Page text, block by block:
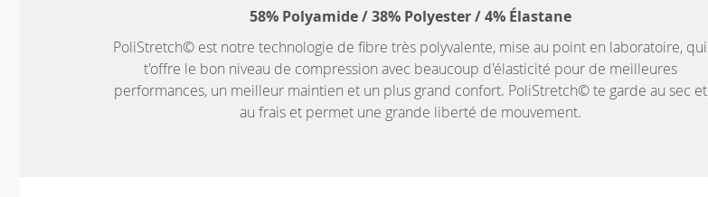
58% Polyamide / 38% Polyester / 4% Élastane
PoliStretch© est notre technologie de fibre très polyvalente, mise au point en laboratoire, qui
t'offre le bon niveau de compression avec beaucoup d'élasticité pour de meilleures
performances, un meilleur maintien et un plus grand confort. PoliStretch© te garde au sec et
au frais et permet une grande liberté de mouvement.